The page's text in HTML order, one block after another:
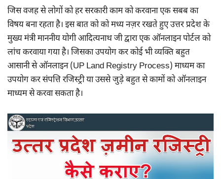
जिस वजह से लोगों को हर सरकारी काम को करवाना एक सबब का
विषय बना रहता है। इस बात को को मध्य नज़र रखते हुए उत्तर प्रदेश के
मुख्य मंत्री माननीय योगी आदित्यनाथ जी द्वारा एक ऑनलाइन पोर्टल को
लांच करवाया गया है। जिसका उपयोग कर कोई भी व्यक्ति बहुत
आसानी से ऑनलाइन (UP Land Registry Process) माध्यम का
उपयोग कर संपत्ति रजिस्ट्री या उससे जुड़े बहुत से कामों को ऑनलाइन
माध्यम से करवा सकता है।